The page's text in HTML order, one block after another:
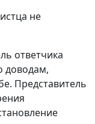
не
ответчика
доводам,
Представитель